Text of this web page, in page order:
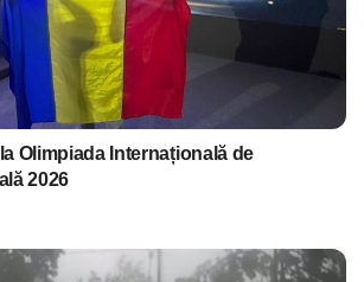
Olimpiada Internațională de
2026